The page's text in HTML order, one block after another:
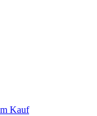
Kauf